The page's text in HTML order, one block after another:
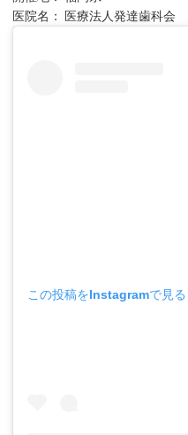
医院名： 医療法人発達歯科会
この投稿をInstagramで見る